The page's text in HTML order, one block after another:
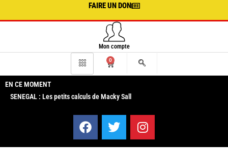
FAIRE UN DON
Mon compte
0
EN CE MOMENT
SENEGAL : Les petits calculs de Macky Sall